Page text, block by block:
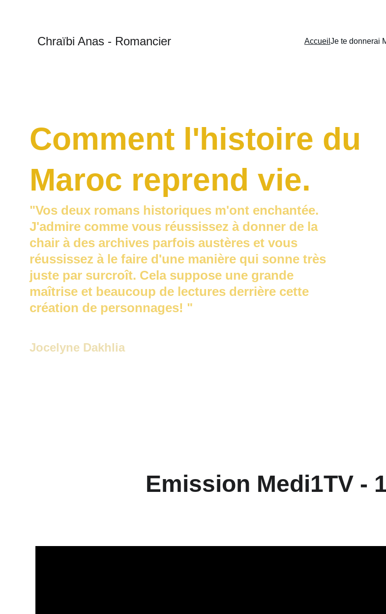
Chraïbi Anas - Romancier Accueil Je te donnerai
Comment l'histoire du
Maroc reprend vie.
"Vos deux romans historiques m'ont enchantée.
J'admire comme vous réussissez à donner de la
chair à des archives parfois austères et vous
réussissez à le faire d'une manière qui sonne très
juste par surcroît. Cela suppose une grande
maîtrise et beaucoup de lectures derrière cette
création de personnages! "
Jocelyne Dakhlia
Emission Medi1TV -